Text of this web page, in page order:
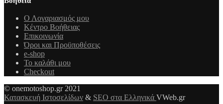
Ο Λογαριασμός μου
Κέντρο Βοήθειας
Επικοινωνία
Όροι και Προϋποθέσεις
e-shop
Το καλάθι μου
Checkout
© onemotoshop.gr 2021
Κατασκευή Ιστοσελίδων & SEO στα Ελληνικά VWeb.gr